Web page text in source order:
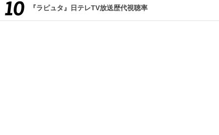
『ラピュタ』日テレTV放送歴代視聴率